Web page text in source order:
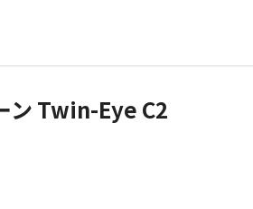
ン Twin-Eye C2